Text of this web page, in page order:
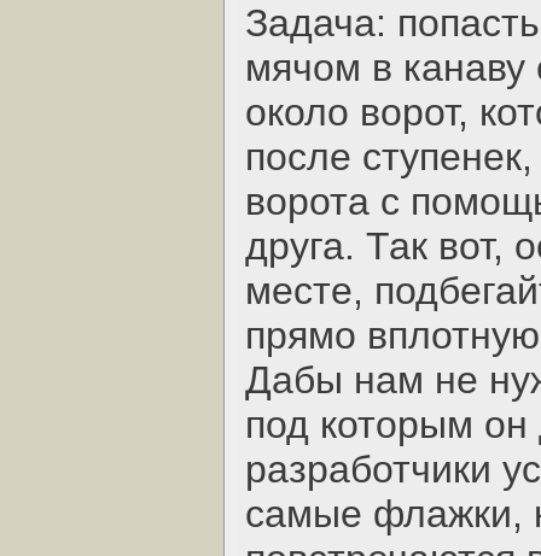
Задача:
мячом в
около ворот,
после
ворота с
друга. Так вот,
месте,
прямо
Дабы нам не
под которым он
разработчики
самые флажки,